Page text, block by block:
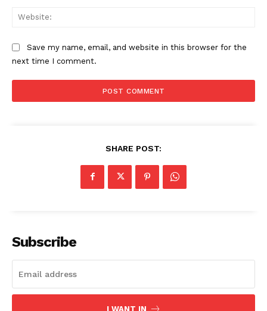
Save my name, email, and website in this browser for the
next time I comment.
SHARE POST:
Subscribe
I WANT IN